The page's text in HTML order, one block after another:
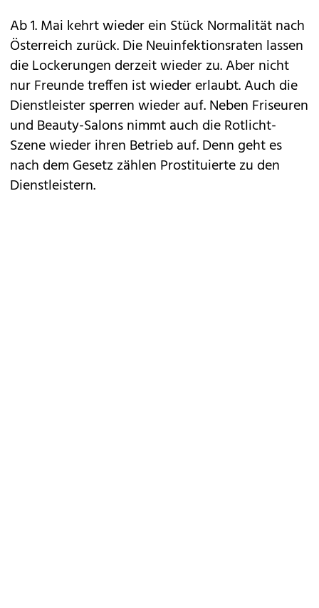
Ab 1. Mai kehrt wieder ein Stück Normalität nach
Österreich zurück. Die Neuinfektionsraten lassen
die Lockerungen derzeit wieder zu. Aber nicht
nur Freunde treffen ist wieder erlaubt. Auch die
Dienstleister sperren wieder auf. Neben Friseuren
und Beauty-Salons nimmt auch die Rotlicht-
Szene wieder ihren Betrieb auf. Denn geht es
nach dem Gesetz zählen Prostituierte zu den
Dienstleistern.